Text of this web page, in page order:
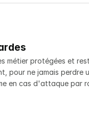
métier protégées et
pour ne jamais perdre
en cas d'attaque par